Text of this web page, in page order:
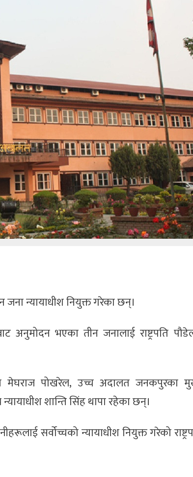
जना न्यायाधीश नियुक्त गरेका छन्।
अनुमोदन भएका तीन जनालाई राष्ट्रपति
मेघराज पोखरेल, उच्च अदालत जनकपुरका
शान्ति सिंह थापा रहेका छन्।
सर्वोच्चको न्यायाधीश नियुक्त गरेको